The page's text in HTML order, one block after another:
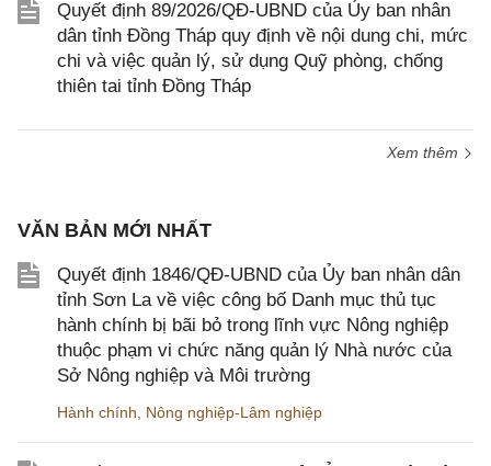
Quyết định 89/2026/QĐ-UBND của Ủy ban nhân
dân tỉnh Đồng Tháp quy định về nội dung chi, mức
chi và việc quản lý, sử dụng Quỹ phòng, chống
thiên tai tỉnh Đồng Tháp
Xem thêm
VĂN BẢN MỚI NHẤT
Quyết định 1846/QĐ-UBND của Ủy ban nhân dân
tỉnh Sơn La về việc công bố Danh mục thủ tục
hành chính bị bãi bỏ trong lĩnh vực Nông nghiệp
thuộc phạm vi chức năng quản lý Nhà nước của
Sở Nông nghiệp và Môi trường
Hành chính Nông nghiệp-Lâm nghiệp